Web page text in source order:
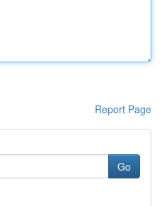
Report Page
Go